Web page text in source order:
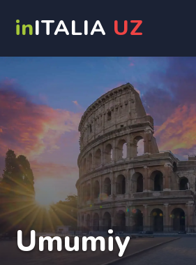
inITALIA UZ
Umumiy